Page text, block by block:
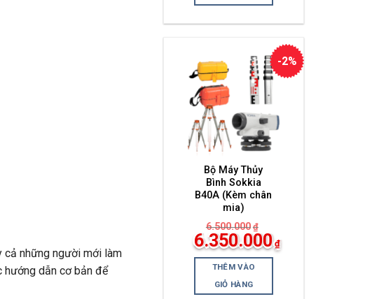
4.450.000₫.
-2%
Bộ Máy Thủy
Bình Sokkia
B40A (Kèm chân
mia)
6.500.000 ₫
Giá
gốc
là:
6.500.000₫.
6.350.000 ₫
Giá
hiện
tại
là:
6.350.000₫.
THÊM VÀO
GIỎ HÀNG
cả những người mới làm
hướng dẫn cơ bản để